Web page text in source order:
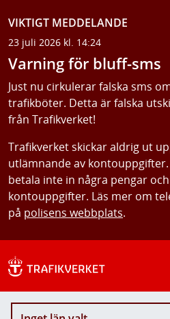
VIKTIGT MEDDELANDE
23 juli 2026 kl. 14:24
Varning för bluff-sms
Just nu cirkulerar falska sms
trafikböter. Detta är falska
från Trafikverket!
Trafikverket skickar aldrig ut
utlämnande av
betala inte in några pengar
kontouppgifter. Läs mer om
på polisens webbplats.